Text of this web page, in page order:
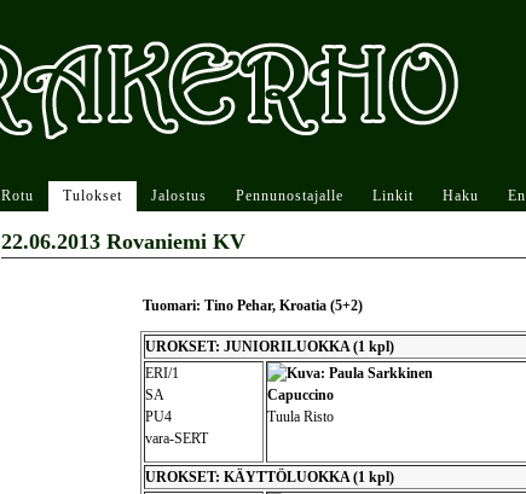
Rotu Tulokset Jalostus Pennunostajalle Linkit Haku
22.06.2013 Rovaniemi KV
Tuomari: Tino Pehar, Kroatia (5+2)
UROKSET: JUNIORILUOKKA (1 kpl)
ERI/1
SA
PU4
vara-SERT
Capuccino
Tuula Risto
UROKSET: KÄYTTÖLUOKKA (1 kpl)